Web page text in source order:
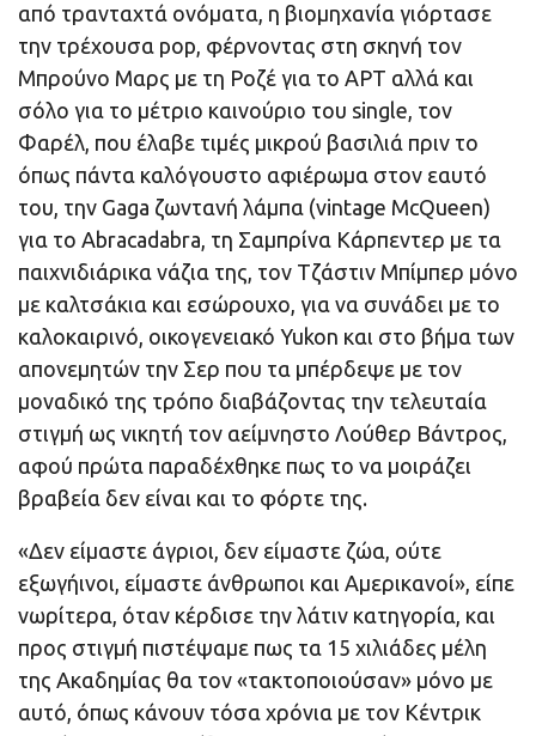
από τρανταχτά ονόματα, η βιομηχανία γιόρτασε
την τρέχουσα pop, φέρνοντας στη σκηνή τον
Μπρούνο Μαρς με τη Ροζέ για το APT αλλά και
σόλο για το μέτριο καινούριο του single, τον
Φαρέλ, που έλαβε τιμές μικρού βασιλιά πριν το
όπως πάντα καλόγουστο αφιέρωμα στον εαυτό
του, την Gaga ζωντανή λάμπα (vintage McQueen)
για το Abracadabra, τη Σαμπρίνα Κάρπεντερ με τα
παιχνιδιάρικα νάζια της, τον Τζάστιν Μπίμπερ μόνο
με καλτσάκια και εσώρουχο, για να συνάδει με το
καλοκαιρινό, οικογενειακό Yukon και στο βήμα των
απονεμητών την Σερ που τα μπέρδεψε με τον
μοναδικό της τρόπο διαβάζοντας την τελευταία
στιγμή ως νικητή τον αείμνηστο Λούθερ Βάντρος,
αφού πρώτα παραδέχθηκε πως το να μοιράζει
βραβεία δεν είναι και το φόρτε της.
«Δεν είμαστε άγριοι, δεν είμαστε ζώα, ούτε
εξωγήινοι, είμαστε άνθρωποι και Αμερικανοί», είπε
νωρίτερα, όταν κέρδισε την λάτιν κατηγορία, και
προς στιγμή πιστέψαμε πως τα 15 χιλιάδες μέλη
της Ακαδημίας θα τον «τακτοποιούσαν» μόνο με
αυτό, όπως κάνουν τόσα χρόνια με τον Κέντρικ